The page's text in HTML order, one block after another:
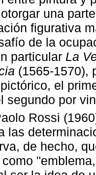
una
figurativa
de la
particular La
(1565-1570),
el
segundo por
Rossi
las
de hecho,